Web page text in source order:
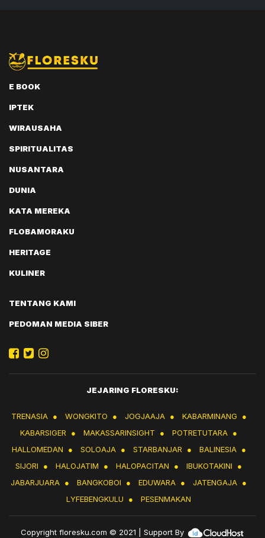
E BOOK
IPTEK
WIRAUSAHA
SPIRITUALITAS
NUSANTARA
DUNIA
KATA MEREKA
FLOBAMORAKU
HERITAGE
KULINER
TENTANG KAMI
PEDOMAN MEDIA SIBER
JEJARING FLORESKU:
TRENASIA ● WONGKITO ● JOGJAAJA ● KABARMINANG
●
KABARSIGER ● MAKASSARINSIGHT ● POTRETUTARA ●
HALLOMEDAN
● SOLOAJA ● STARBANJAR ● BALINESIA ●
SIJORI
● HALOJATIM ● HALOPACITAN ● IBUKOTAKINI
●
JABARJUARA ● BANGKOBOI ● EDUWARA ● JATENGAJA ●
LYFEBENGKULU
● PESENMAKAN
Copyrightfloresku.com © 2021 | Support By